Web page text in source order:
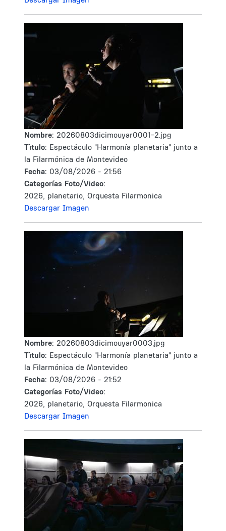
Nombre: 20260803dicimouyar0001-2.jpg
Tìtulo: Espectáculo "Harmonía planetaria" junto a
la Filarmónica de Montevideo
Fecha: 03/08/2026 - 21:56
Categorías Foto/Video:
2026, planetario, Orquesta Filarmonica
Descargar Imagen
Nombre: 20260803dicimouyar0003.jpg
Tìtulo: Espectáculo "Harmonía planetaria" junto a
la Filarmónica de Montevideo
Fecha: 03/08/2026 - 21:52
Categorías Foto/Video:
2026, planetario, Orquesta Filarmonica
Descargar Imagen